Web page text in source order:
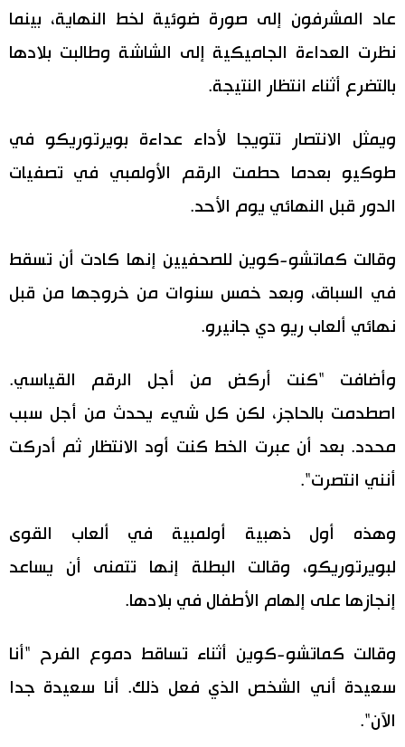
عاد المشرفون إلى صورة ضوئية لخط النهاية، بينما
نظرت العداءة الجاميكية إلى الشاشة وطالبت بلادها
بالتضرع أثناء انتظار النتيجة.
ويمثل الانتصار تتويجا لأداء عداءة بويرتوريكو في
طوكيو بعدما حطمت الرقم الأولمبي في تصفيات
الدور قبل النهائي يوم الأحد.
وقالت كماتشو-كوين للصحفيين إنها كادت أن تسقط
في السباق، وبعد خمس سنوات من خروجها من قبل
نهائي ألعاب ريو دي جانيرو.
وأضافت "كنت أركض من أجل الرقم القياسي.
اصطدمت بالحاجز، لكن كل شيء يحدث من أجل سبب
محدد. بعد أن عبرت الخط كنت أود الانتظار ثم أدركت
أنني انتصرت".
وهذه أول ذهبية أولمبية في ألعاب القوى
لبويرتوريكو، وقالت البطلة إنها تتمنى أن يساعد
إنجازها على إلهام الأطفال في بلادها.
وقالت كماتشو-كوين أثناء تساقط دموع الفرح "أنا
سعيدة أني الشخص الذي فعل ذلك. أنا سعيدة جدا
الآن".